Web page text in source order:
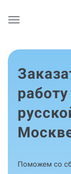
Поможем со